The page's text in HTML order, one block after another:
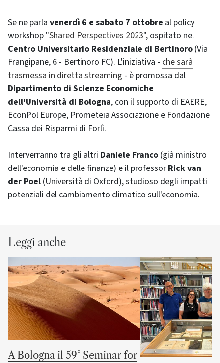
Se ne parla venerdì 6 e sabato 7 ottobre al policy
workshop "Shared Perspectives 2023", ospitato nel
Centro Universitario Residenziale di Bertinoro (Via
Frangipane, 6 - Bertinoro FC). L'iniziativa - che sarà
trasmessa in diretta streaming - è promossa dal
Dipartimento di Scienze Economiche
dell'Università di Bologna, con il supporto di EAERE,
EconPol Europe, Prometeia Associazione e Fondazione
Cassa dei Risparmi di Forlì.
Interverranno tra gli altri Daniele Franco (già ministro
dell'economia e delle finanze) e il professor Rick van
der Poel (Università di Oxford), studioso degli impatti
potenziali del cambiamento climatico sull'economia.
Leggi anche
A Bologna il 59° Seminar for